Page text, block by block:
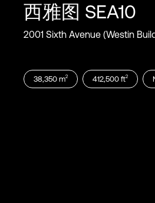
SOC 3 PCI-DSS
ISO 27001
西雅图 SEA10
2001 Sixth Avenue (Westin
38,350 m2 412,500 ft2